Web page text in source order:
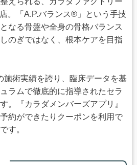
。「A.P.バランス®」という手技
なる骨盤や全身の骨格バランス
のぎではなく、根本ケアを目指
施術実績を誇り、臨床データを基
ラムで徹底的に指導されたセラ
。『カラダメンバーズアプリ』
約ができたりクーポンを利用で
す。